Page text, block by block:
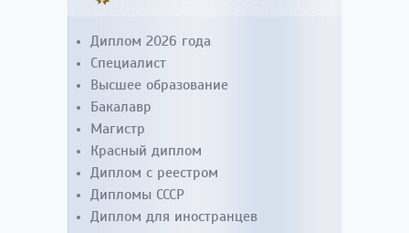
Диплом 2026 года
Специалист
Высшее образование
Бакалавр
Магистр
Красный диплом
Диплом с реестром
Дипломы СССР
Диплом для иностранцев